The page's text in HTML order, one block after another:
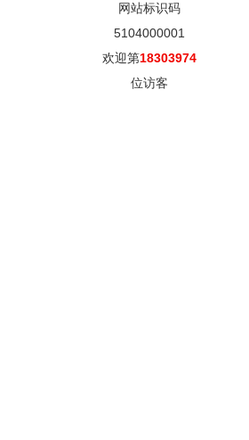
网站标识码
5104000001
欢迎第18303974
位访客